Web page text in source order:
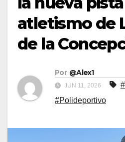
atletismo de
de la
Por @Alex1
JUN 11, 2026
#Polideportivo